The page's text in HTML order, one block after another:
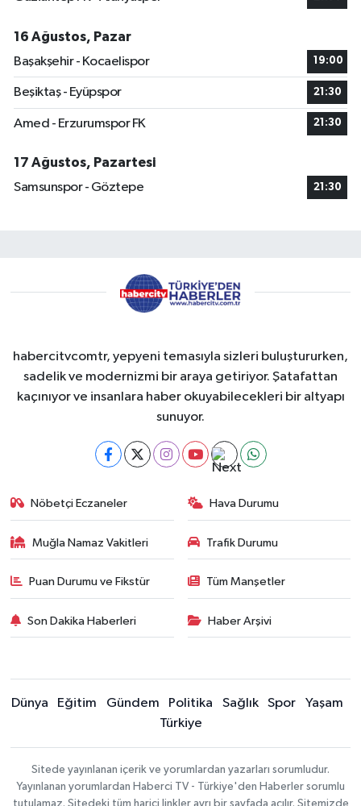
16 Ağustos, Pazar
Başakşehir - Kocaelispor
19:00
Beşiktaş - Eyüpspor 21:30
Amed - Erzurumspor FK 21:30
17 Ağustos, Pazartesi
Samsunspor - Göztepe
21:30
habercitvcomtr, yepyeni temasıyla sizleri buluştururken,
sadelik ve modernizmi bir araya getiriyor. Şatafattan
kaçınıyor ve insanlara haber okuyabilecekleri bir altyapı
sunuyor.
Nöbetçi Eczaneler Hava Durumu
Muğla Namaz Vakitleri Trafik Durumu
Puan Durumu ve Fikstür Tüm Manşetler
Son Dakika Haberleri Haber Arşivi
Dünya Eğitim Gündem Politika Sağlık Spor
Yaşam
Türkiye
Sitede yayınlanan içerik ve yorumlardan yazarları sorumludur.
Yayınlanan yorumlardan Haberci TV - Türkiye'den Haberler sorumlu